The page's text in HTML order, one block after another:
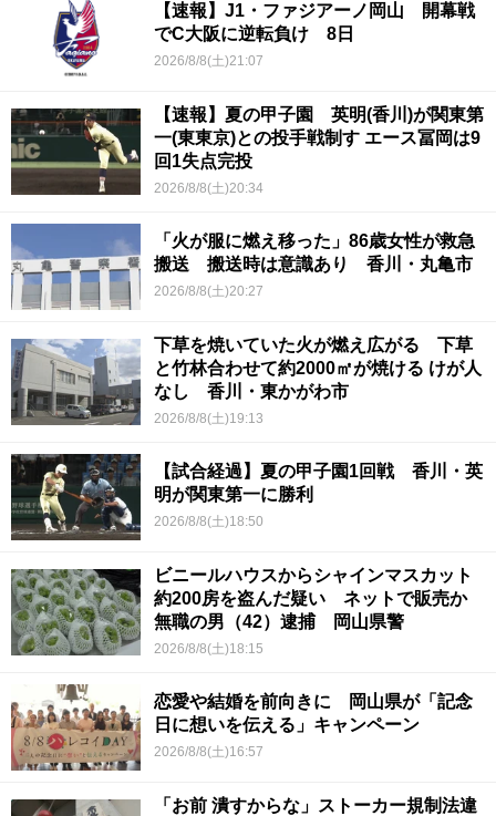
【速報】J1・ファジアーノ岡山 開幕戦
でC大阪に逆転負け 8日
2026/8/8(土)21:07
【速報】夏の甲子園 英明(香川)が関東第
一(東東京)との投手戦制す エース冨岡は9
回1失点完投
2026/8/8(土)20:34
「火が服に燃え移った」86歳女性が救急
搬送 搬送時は意識あり 香川・丸亀市
2026/8/8(土)20:27
下草を焼いていた火が燃え広がる 下草
と竹林合わせて約2000㎡が焼ける けが人
なし 香川・東かがわ市
2026/8/8(土)19:13
【試合経過】夏の甲子園1回戦 香川・英
明が関東第一に勝利
2026/8/8(土)18:50
ビニールハウスからシャインマスカット
約200房を盗んだ疑い ネットで販売か
無職の男（42）逮捕 岡山県警
2026/8/8(土)18:15
恋愛や結婚を前向きに 岡山県が「記念
日に想いを伝える」キャンペーン
2026/8/8(土)16:57
「お前 潰すからな」ストーカー規制法違